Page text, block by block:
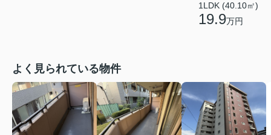
1LDK (40.10㎡)
19.9万円
よく見られている物件